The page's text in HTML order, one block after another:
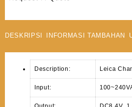
DESKRIPSI INFORMASI TAMBAHAN
Description: Leica
Input: